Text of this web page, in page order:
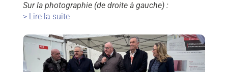
Sur la photographie (de droite à gauche) :
> Lire la suite